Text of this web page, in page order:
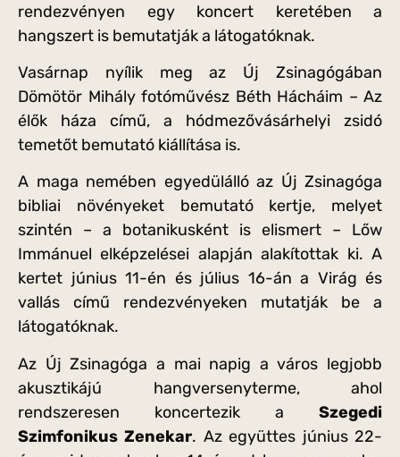
rendezvényen egy koncert keretében a
hangszert is bemutatják a látogatóknak.
Vasárnap nyílik meg az Új Zsinagógában
Dömötör Mihály fotóművész Béth Hácháim – Az
élők háza című, a hódmezővásárhelyi zsidó
temetőt bemutató kiállítása is.
A maga nemében egyedülálló az Új Zsinagóga
bibliai növényeket bemutató kertje, melyet
szintén – a botanikusként is elismert – Lőw
Immánuel elképzelései alapján alakítottak ki. A
kertet június 11-én és július 16-án a Virág és
vallás című rendezvényeken mutatják be a
látogatóknak.
Az Új Zsinagóga a mai napig a város legjobb
akusztikájú hangversenyterme, ahol
rendszeresen koncertezik a Szegedi
Szimfonikus Zenekar. Az együttes június 22-